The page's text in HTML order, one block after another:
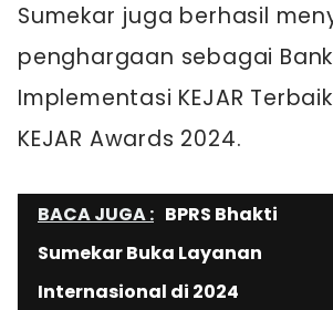
Sumekar juga berhasil
penghargaan sebagai Bank
Implementasi KEJAR
KEJAR Awards 2024.
BACA JUGA : BPRS Bhakti
Sumekar Buka Layanan
Internasional di 2024